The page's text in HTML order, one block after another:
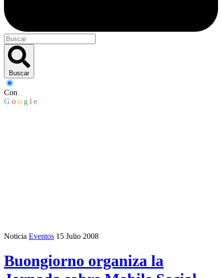
Buscar
Con
G o o g l e
Noticia Eventos 15 Julio 2008
Buongiorno organiza la